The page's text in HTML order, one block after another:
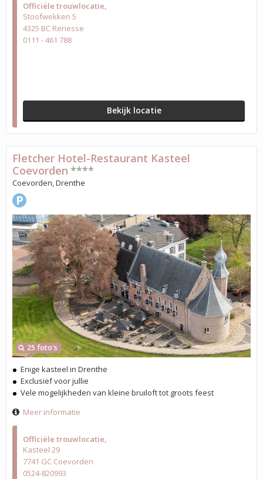
Officiële trouwlocatie
Stoofwekken 5
4325 BC Renesse
0111 - 461 788
Bekijk locatie
Officiële trouwlocatie
Kasteel 29
7741 GC Coevorden
0524-820993
25 foto's
Fletcher Hotel-Restaurant Kasteel
Coevorden ****
Coevorden, Drenthe
Enige kasteel in Drenthe
Exclusief voor jullie
Vele mogelijkheden van kleine bruiloft tot groots feest
Meer informatie